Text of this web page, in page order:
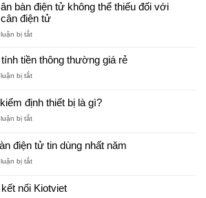
đánh
giá
cân
điện
tốt
bàn điện tử không thể thiếu đối với
điện tử
bị tắtở
phẩm
bàn
tử
thể
đối
người
cân
tiền thông thường giá rẻ
bị tắtở
tử
tính
thông
giá
định thiết bị là gì?
bị tắtở
chuẩn
kiểm
định
bị
điện tử tin dùng nhất năm
bị tắtở
cân
nối Kiotviet